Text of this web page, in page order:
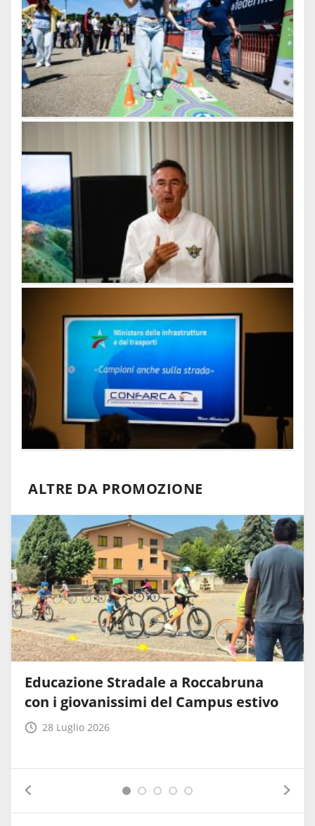
ALTRE DA PROMOZIONE
Educazione Stradale a Roccabruna
con i giovanissimi del Campus estivo
28 Luglio 2026